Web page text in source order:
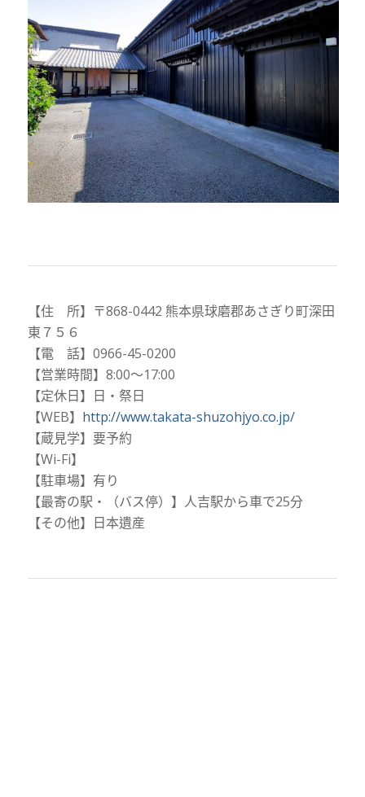
【住 所】〒868-0442 熊本県球磨郡あさぎり町深田
東７５６
【電 話】0966-45-0200
【営業時間】8:00～17:00
【定休日】日・祭日
【WEB】 http://www.takata-shuzohjyo.co.jp/
【蔵見学】要予約
【Wi-Fi】
【駐車場】有り
【最寄の駅・（バス停）】人吉駅から車で25分
【その他】日本遺産